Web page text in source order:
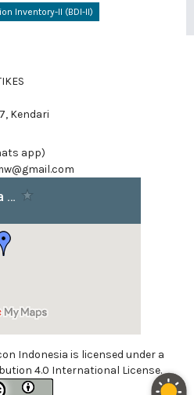
Inventory-II (BDI-II)
Kendari
app)
Indonesia is licensed under a
4.0 International License.